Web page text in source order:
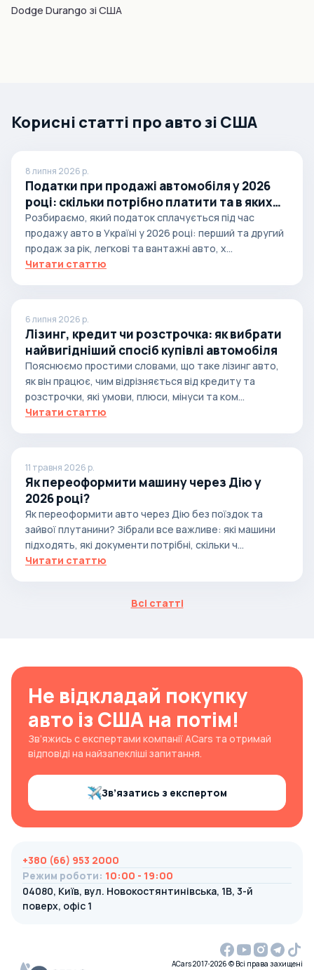
Dodge Durango зі США
Корисні статті про авто зі США
8 липня 2026 р.
Податки при продажі автомобіля у 2026
році: скільки потрібно платити та в яких
випадках
Розбираємо, який податок сплачується під час
продажу авто в Україні у 2026 році: перший та другий
продаж за рік, легкові та вантажні авто, х...
Читати статтю
6 липня 2026 р.
Лізинг, кредит чи розстрочка: як вибрати
найвигідніший спосіб купівлі автомобіля
Пояснюємо простими словами, що таке лізинг авто,
як він працює, чим відрізняється від кредиту та
розстрочки, які умови, плюси, мінуси та ком...
Читати статтю
11 травня 2026 р.
Як переоформити машину через Дію у
2026 році?
Як переоформити авто через Дію без поїздок та
зайвої плутанини? Зібрали все важливе: які машини
підходять, які документи потрібні, скільки ч...
Читати статтю
Всі статті
Не відкладай покупку
авто із США на потім!
Зв’яжись с експертами компанії ACars та отримай
відповіді на найзапекліші запитання.
Зв’язатись з експертом
+380 (66) 953 2000
Режим роботи: 10:00 - 19:00
04080, Київ, вул. Новокостянтинівська, 1В, 3-й
поверх, офіс 1
ACars 2017-2026 © Всі права захищені